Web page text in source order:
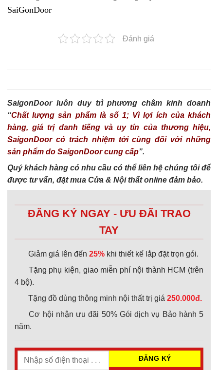
SaiGonDoor
Đánh giá
SaigonDoor luôn duy trì phương châm kinh doanh
“Chất lượng sản phẩm là số 1; Vì lợi ích của khách
hàng, giá trị danh tiếng và uy tín của thương hiệu,
SaigonDoor có trách nhiệm tới cùng đối với những
sản phẩm do SaigonDoor cung cấp”.
Quý khách hàng có nhu cầu có thể liên hệ chúng tôi để
được tư vấn, đặt mua Cửa & Nội thất online đảm bảo.
ĐĂNG KÝ NGAY - ƯU ĐÃI TRAO
TAY
Giảm giá lên đến 25% khi thiết kế lắp đặt trọn gói.
Tặng phụ kiện, giao miễn phí nội thành HCM (trên
4 bộ).
Tặng đồ dùng thông minh nội thất trị giá 250.000đ.
Cơ hội nhận ưu đãi 50% Gói dịch vụ Bảo hành 5
năm.